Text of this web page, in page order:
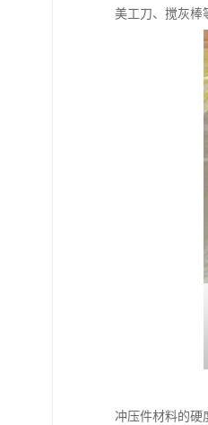
美工刀、搅灰棒
冲压件材料的硬